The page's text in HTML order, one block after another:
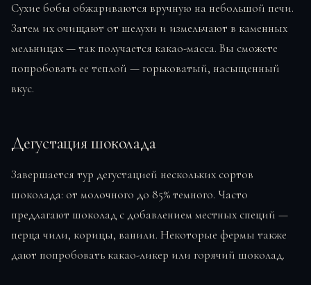
Сухие бобы обжариваются вручную на небольшой печи.
Затем их очищают от шелухи и измельчают в каменных
мельницах — так получается какао-масса. Вы сможете
попробовать ее теплой — горьковатый, насыщенный
вкус.
Дегустация шоколада
Завершается тур дегустацией нескольких сортов
шоколада: от молочного до 85% темного. Часто
предлагают шоколад с добавлением местных специй —
перца чили, корицы, ванили. Некоторые фермы также
дают попробовать какао-ликер или горячий шоколад.